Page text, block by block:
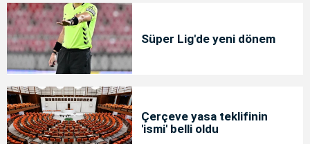
Süper Lig'de yeni dönem
Çerçeve yasa teklifinin
'ismi' belli oldu